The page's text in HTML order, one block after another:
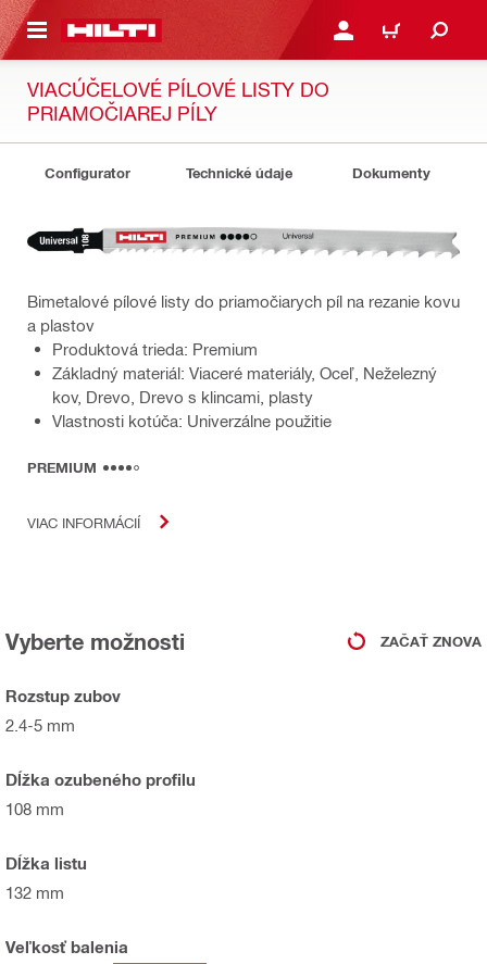
HLAVNÝ OBSAH PRIHLÁSIŤ ALEBO
KOŠÍK
VIACÚČELOVÉ PÍLOVÉ LISTY DO
PRIAMOČIAREJ PÍLY
Configurator Technické údaje Dokumenty
Bimetalové pílové listy do priamočiarych píl na rezanie kovu
a plastov
Produktová trieda: Premium
Základný materiál: Viaceré materiály, Oceľ, Neželezný
kov, Drevo, Drevo s klincami, plasty
Vlastnosti kotúča: Univerzálne použitie
PREMIUM
VIAC INFORMÁCIÍ
Vyberte možnosti ZAČAŤ ZNOVA
Rozstup zubov
2.4-5 mm
Dĺžka ozubeného profilu
108 mm
Dĺžka listu
132 mm
Veľkosť balenia